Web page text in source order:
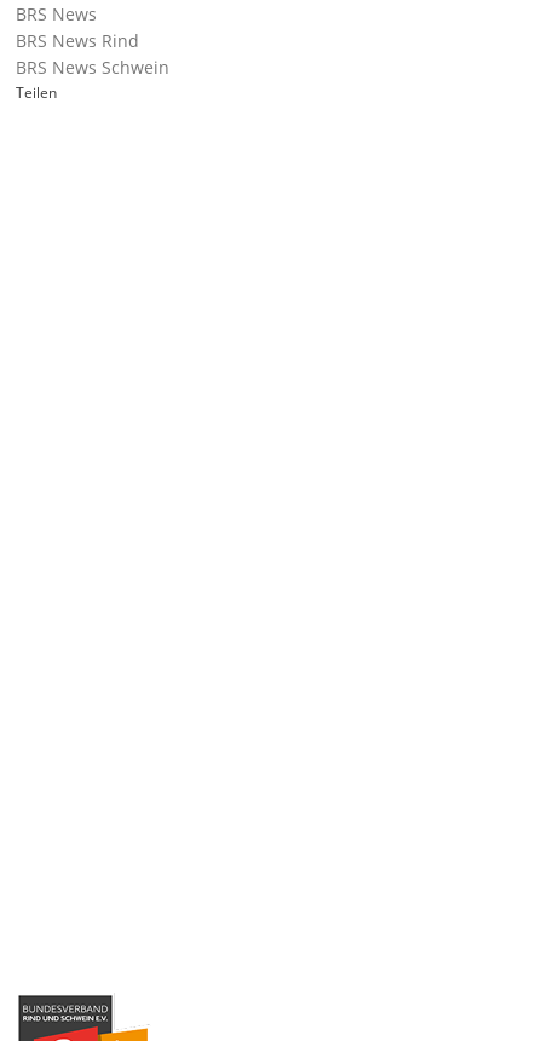
BRS News
BRS News Rind
BRS News Schwein
Teilen